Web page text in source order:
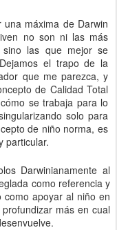
máxima de Darwin
no son ni las más
las que mejor se
el trapo de la
que me parezca, y
de Calidad Total
se trabaja para lo
solo para
de niño norma, es
particular.
Darwinianamente al
como referencia y
como apoyar al niño en
más en cual